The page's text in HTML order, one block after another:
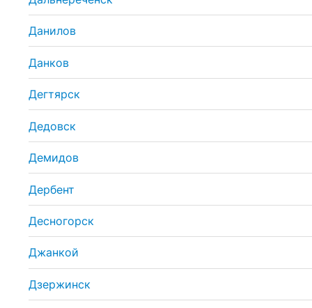
Данилов
Данков
Дегтярск
Дедовск
Демидов
Дербент
Десногорск
Джанкой
Дзержинск